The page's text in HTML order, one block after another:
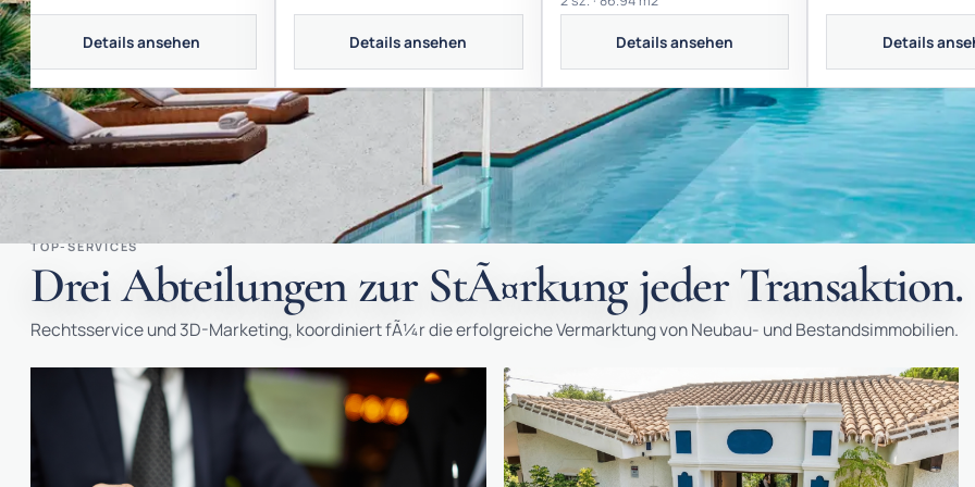
Details ansehen Details ansehen Details ansehen Details
TOP-SERVICES
Drei Abteilungen zur StÃ¤rkung jeder Transaktion.
Rechtsservice und 3D-Marketing, koordiniert fÃ¼r die erfolgreiche Vermarktung von Neubau- und Bestandsimmobilien.